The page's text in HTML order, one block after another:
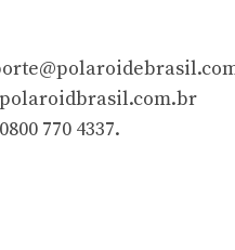
770 4337.